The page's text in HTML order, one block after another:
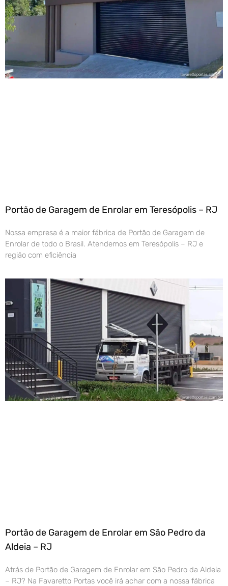
Portão de Garagem de Enrolar em Teresópolis – RJ
Nossa empresa é a maior fábrica de Portão de Garagem de
Enrolar de todo o Brasil. Atendemos em Teresópolis – RJ e
região com eficiência
Portão de Garagem de Enrolar em São Pedro da
Aldeia – RJ
Atrás de Portão de Garagem de Enrolar em São Pedro da Aldeia
– RJ? Na Favaretto Portas você irá achar com a nossa fábrica